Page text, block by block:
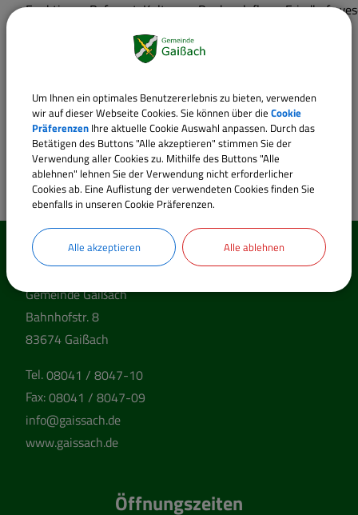
Funktion:
Referent. Kultur- u. Denkmalpflege,
Mitglied
Gemeinderat der Gemeinde Gaißach
So erreichen Sie uns
Gemeinde Gaißach
Bahnhofstr. 8
83674 Gaißach
Tel.08041 / 8047-10
Fax:08041 / 8047-09
info@gaissach.de
www.gaissach.de
Öffnungszeiten
Um Ihnen ein optimales Benutzererlebnis zu bieten, verwenden
wir auf dieser Webseite Cookies. Sie können über die Cookie
Präferenzen Ihre aktuelle Cookie Auswahl anpassen. Durch das
Betätigen des Buttons "Alle akzeptieren" stimmen Sie der
Verwendung aller Cookies zu. Mithilfe des Buttons "Alle
ablehnen" lehnen Sie der Verwendung nicht erforderlicher
Cookies ab. Eine Auflistung der verwendeten Cookies finden Sie
ebenfalls in unseren Cookie Präferenzen.
Alle akzeptieren Alle ablehnen